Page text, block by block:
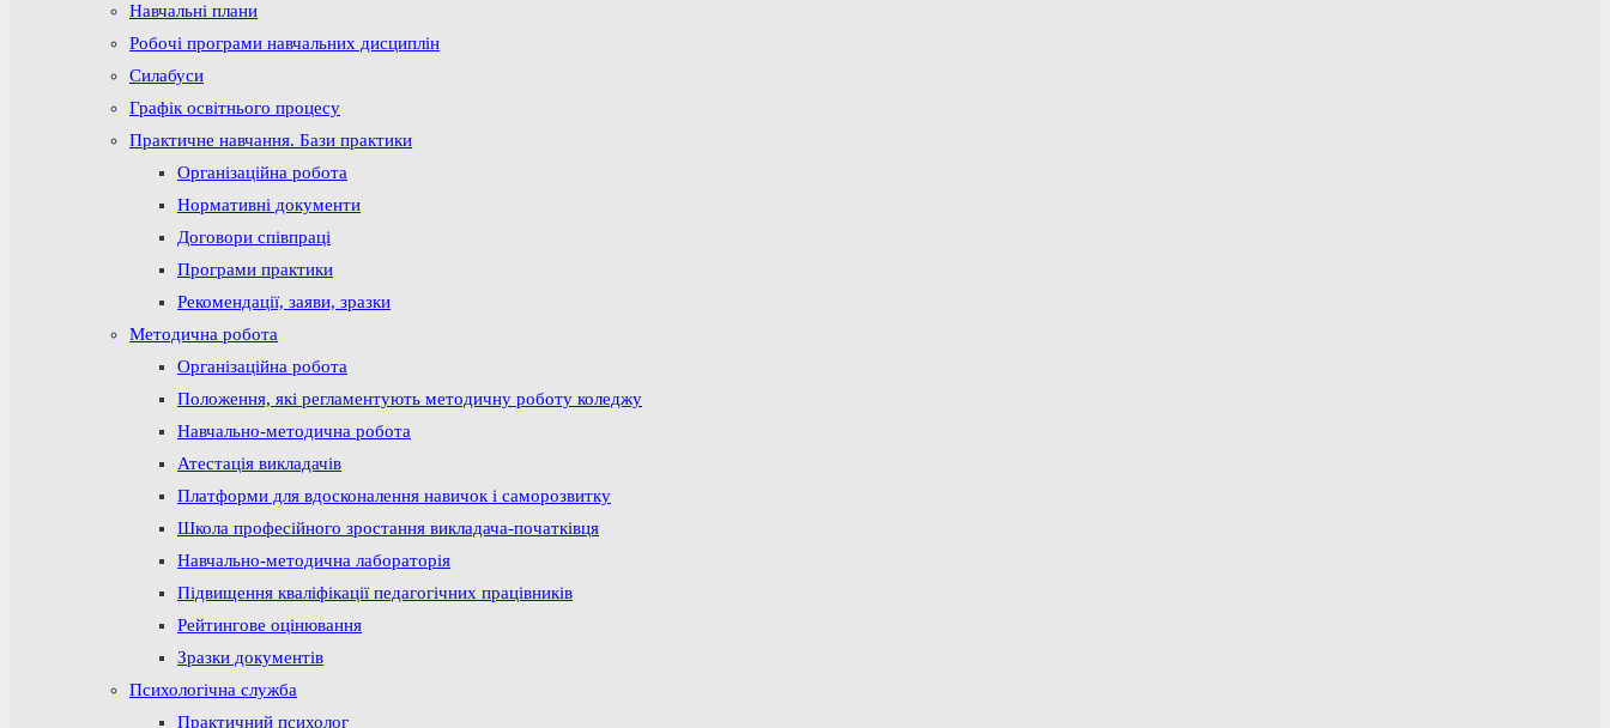
Навчальні плани
Робочі програми навчальних дисциплін
Силабуси
Графік освітнього процесу
Практичне навчання. Бази практики
Організаційна робота
Нормативні документи
Договори співпраці
Програми практики
Рекомендації, заяви, зразки
Методична робота
Організаційна робота
Положення, які регламентують методичну роботу коледжу
Навчально-методична робота
Атестація викладачів
Платформи для вдосконалення навичок і саморозвитку
Школа професійного зростання викладача-початківця
Навчально-методична лабораторія
Підвищення кваліфікації педагогічних працівників
Рейтингове оцінювання
Зразки документів
Психологічна служба
Практичний психолог